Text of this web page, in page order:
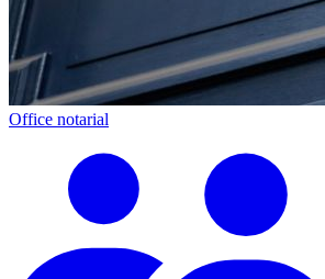
Office notarial